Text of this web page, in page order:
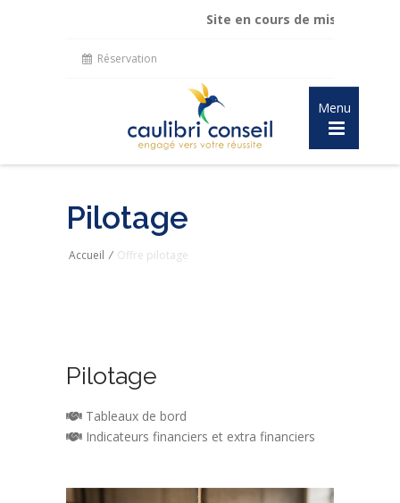
Site en cours de mise à jour :
Réservation
Menu
Pilotage
Accueil / Offre pilotage
Pilotage
Tableaux de bord
Indicateurs financiers et extra financiers